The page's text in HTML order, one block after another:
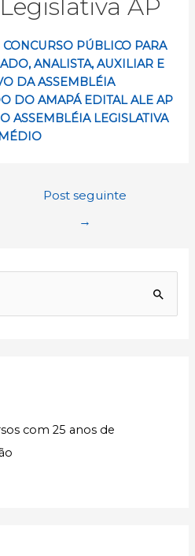
AP
PÚBLICO PARA
ANALISTA, AUXILIAR E
DA ASSEMBLÉIA
DO AMAPÁ EDITAL ALE AP
ASSEMBLÉIA LEGISLATIVA
Post seguinte
→
com 25 anos de